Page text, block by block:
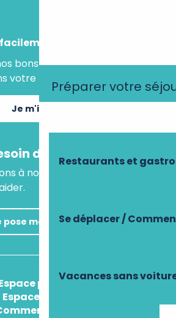
Préparer votre
Restaurants et
Se déplacer /
Vacances sans
bons plans et idées séjours
votre boite mail.
Je m'inscris
d'un conseil ?
à notre assistant virtuel, il
pose ma question
presse
Espace pro
venir ?